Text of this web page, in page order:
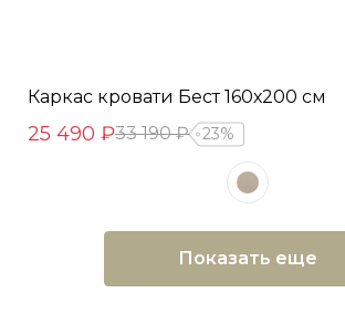
Каркас кровати Бест 160х200 см
25 490 ₽33 190 ₽ 23%
Показать еще